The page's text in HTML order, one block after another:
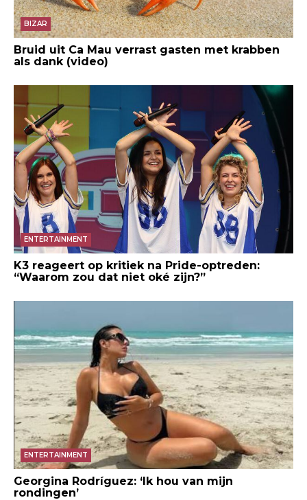
BIZAR
Bruid uit Ca Mau verrast gasten met krabben
als dank (video)
ENTERTAINMENT
K3 reageert op kritiek na Pride-optreden:
“Waarom zou dat niet oké zijn?”
ENTERTAINMENT
Georgina Rodríguez: ‘Ik hou van mijn
rondingen’